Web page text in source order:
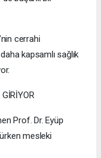
cerrahi
kapsamlı sağlık
Prof. Dr. Eyüp
mesleki